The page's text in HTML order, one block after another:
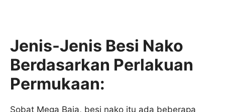
Jenis-Jenis Besi Nako
Berdasarkan Perlakuan
Permukaan:
Sobat Mega Baja, besi nako itu ada beberapa